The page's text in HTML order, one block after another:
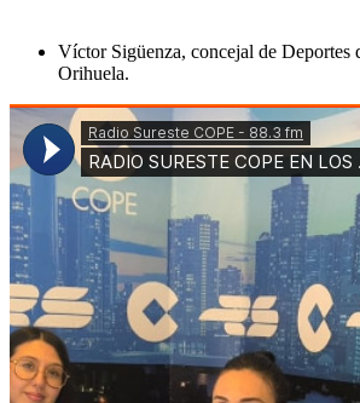
Víctor Sigüenza, concejal de Deportes
Orihuela.